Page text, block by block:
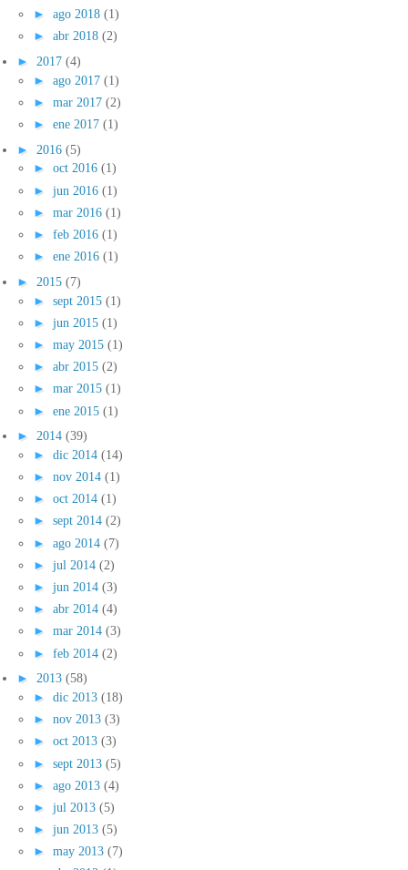
► ago 2018 (1)
► abr 2018 (2)
► 2017 (4)
► ago 2017 (1)
► mar 2017 (2)
► ene 2017 (1)
► 2016 (5)
► oct 2016 (1)
► jun 2016 (1)
► mar 2016 (1)
► feb 2016 (1)
► ene 2016 (1)
► 2015 (7)
► sept 2015 (1)
► jun 2015 (1)
► may 2015 (1)
► abr 2015 (2)
► mar 2015 (1)
► ene 2015 (1)
► 2014 (39)
► dic 2014 (14)
► nov 2014 (1)
► oct 2014 (1)
► sept 2014 (2)
► ago 2014 (7)
► jul 2014 (2)
► jun 2014 (3)
► abr 2014 (4)
► mar 2014 (3)
► feb 2014 (2)
► 2013 (58)
► dic 2013 (18)
► nov 2013 (3)
► oct 2013 (3)
► sept 2013 (5)
► ago 2013 (4)
► jul 2013 (5)
► jun 2013 (5)
► may 2013 (7)